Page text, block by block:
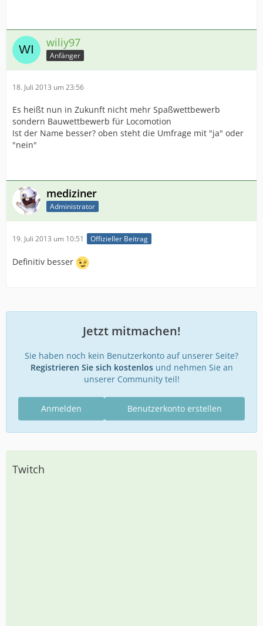
wiliy97
Anfänger
18. Juli 2013 um 23:56
Es heißt nun in Zukunft nicht mehr Spaßwettbewerb
sondern Bauwettbewerb für Locomotion
Ist der Name besser? oben steht die Umfrage mit "ja" oder
"nein"
mediziner
Administrator
19. Juli 2013 um 10:51 Offizieller Beitrag
Definitiv besser
Jetzt mitmachen!
Sie haben noch kein Benutzerkonto auf unserer Seite?
Registrieren Sie sich kostenlosund nehmen Sie an
unserer Community teil!
Benutzerkonto erstellen
Anmelden
Twitch